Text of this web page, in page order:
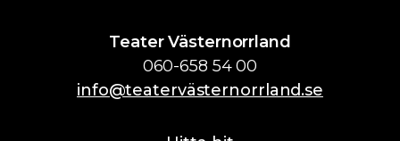
Teater Västernorrland
060-658 54 00
info@teatervästernorrland.se